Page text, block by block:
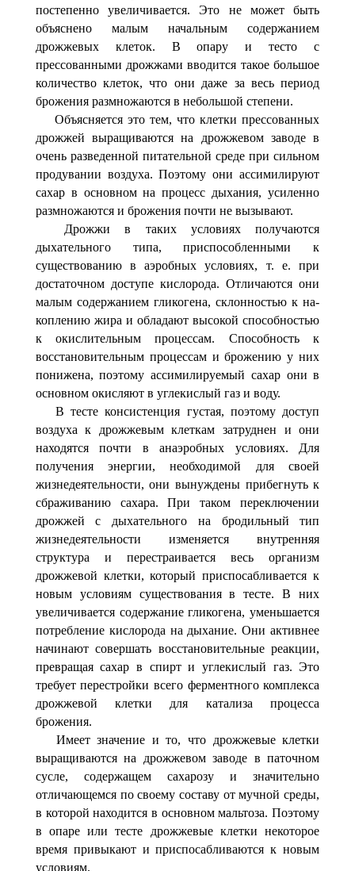
постепенно увеличивается. Это не может быть
объяснено малым началь­ным содержанием
дрожжевых клеток. В опару и тесто с
прессованными дрожжами вводится такое большое
коли­чество клеток, что они даже за весь период
брожения раз­множаются в небольшой степени.
Объясняется это тем, что клетки прессованных
дрожжей выращиваются на дрожжевом заводе в
очень разведенной питательной среде при сильном
продувании воздуха. По­этому они ассимилируют
сахар в основном на процесс ды­хания, усиленно
размножаются и брожения почти не вызы­вают.
Дрожжи в таких условиях получаются
дыхательного типа, приспособленными к
существованию в аэробных усло­виях, т. е. при
достаточном доступе кислорода. Отлича­ются они
малым содержанием гликогена, склонностью к на­
коплению жира и обладают высокой способностью
к окис­лительным процессам. Способность к
восстановительным процессам и брожению у них
понижена, поэтому ассими­лируемый сахар они в
основном окисляют в углекислый газ и воду.
В тесте консистенция густая, поэтому доступ
воздуха к дрожжевым клеткам затруднен и они
находятся почти в анаэробных условиях. Для
получения энергии, необхо­димой для своей
жизнедеятельности, они вынуждены при­бегнуть к
сбраживанию сахара. При таком переключении
дрожжей с дыхательного на бродильный тип
жизнедеятель­ности изменяется внутренняя
структура и перестраивает­ся весь организм
дрожжевой клетки, который приспосаб­ливается к
новым условиям существования в тесте. В них
увеличивается содержание гликогена, уменьшается
потреб­ление кислорода на дыхание. Они активнее
начинают со­вершать восстановительные реакции,
превращая сахар в спирт и углекислый газ. Это
требует перестройки всего ферментного комплекса
дрожжевой клетки для катализа процесса
брожения.
Имеет значение и то, что дрожжевые клетки
выращива­ются на дрожжевом заводе в паточном
сусле, содержащем сахарозу и значительно
отличающемся по своему составу от мучной среды,
в которой находится в основном мальтоза. Поэтому
в опаре или тесте дрожжевые клетки некото­рое
время привыкают и приспосабливаются к новым
ус­ловиям.